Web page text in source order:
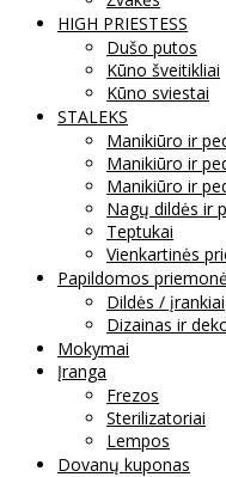
HIGH PRIESTESS
Dušo putos
Kūno šveitikliai
Kūno sviestai
STALEKS
Manikiūro ir
Manikiūro ir
Manikiūro ir
Nagų dildės ir
Teptukai
Vienkartinės
Papildomos
Dildės / įrankiai
Dizainas ir
Mokymai
Įranga
Frezos
Sterilizatoriai
Lempos
Dovanų kuponas